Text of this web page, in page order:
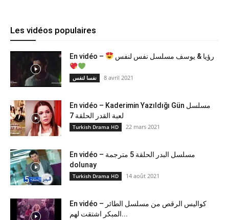
Les vidéos populaires
En vidéo – رؤيا & يوسف مسلسل نفس لنفس
نفسا لنفس 8 avril 2021
En vidéo – Kaderimin Yazıldığı Gün مسلسل
لعبة القدر الحلقة 7
Turkish Drama HD 22 mars 2021
En vidéo – مسلسل البدر الحلقة 5 مترجمة
dolunay
Turkish Drama HD 14 août 2021
En vidéo – كواليس الرقص من مسلسل الطائر
المبكر اشتقت لهم...